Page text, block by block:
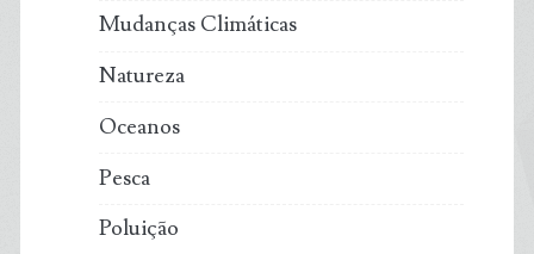
Mudanças Climáticas
Natureza
Oceanos
Pesca
Poluição